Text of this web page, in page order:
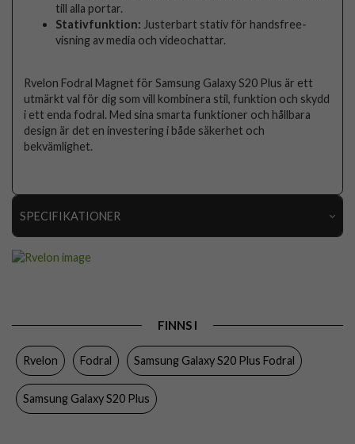
till alla portar.
Stativfunktion: Justerbart stativ för handsfree-
visning av media och videochattar.
Rvelon Fodral Magnet för Samsung Galaxy S20 Plus är ett
utmärkt val för dig som vill kombinera stil, funktion och skydd
i ett enda fodral. Med sina smarta funktioner och hållbara
design är det en investering i både säkerhet och
bekvämlighet.
SPECIFIKATIONER
Färg Svart
Varumärke
FINNS I
Rvelon Fodral Samsung Galaxy S20 Plus Fodral
Samsung Galaxy S20 Plus